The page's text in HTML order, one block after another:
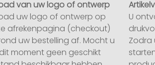
van uw logo of ontwerp
uw logo of ontwerp op
afrekenpagina (checkout)
uw bestelling af. Mocht u
moment geen geschikt
U
Zodra